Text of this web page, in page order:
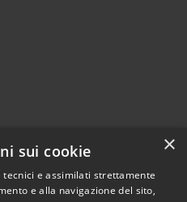
×
sui cookie
e assimilati strettamente
e alla navigazione del sito,